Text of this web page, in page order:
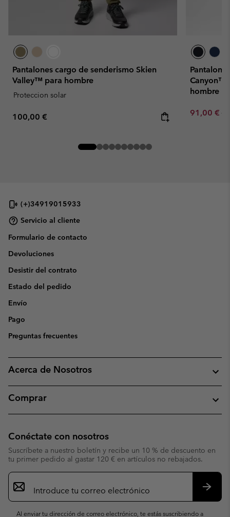
Pantalones cargo de senderismo Skien
Valley™ para hombre
Proteccion solar
Regular price:
100,00 €
Canyon™
hombre
Sale price:
91,00 €
(+)34919015933
Servicio al cliente
Formulario de contacto
Devoluciones
Desistir del contrato
Estado del pedido
Envío
Pago
Preguntas frecuentes
Acerca de Nosotros
Comprar
Conéctate con nosotros
Suscríbete a nuestro boletín y recibe un 10 % de descuento en
tu primer pedido al gastar 120 € en artículos no rebajados.
Suscripción
de
correo
Al enviar tu dirección de correo electrónico, te estás suscribiendo a